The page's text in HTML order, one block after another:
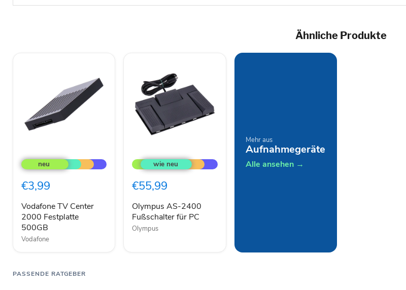
Ähnliche Produkte
TV
Center
Festplatte
€3,99
Vodafone TV Center
2000 Festplatte
500GB
Vodafone
AS-
2400
für
€55,99
Olympus AS-2400
Fußschalter für PC
Olympus
Mehr aus
Aufnahmegeräte
Alle ansehen →
PASSENDE RATGEBER